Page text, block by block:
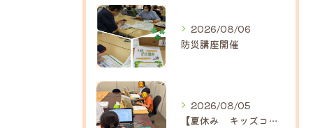
2026/08/06
防災講座開催
2026/08/05
【夏休み キッズコース】｜ひだまり近江八幡教室